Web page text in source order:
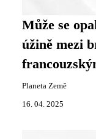
Může se
úžině mezi
Planeta Země
16. 04. 2025